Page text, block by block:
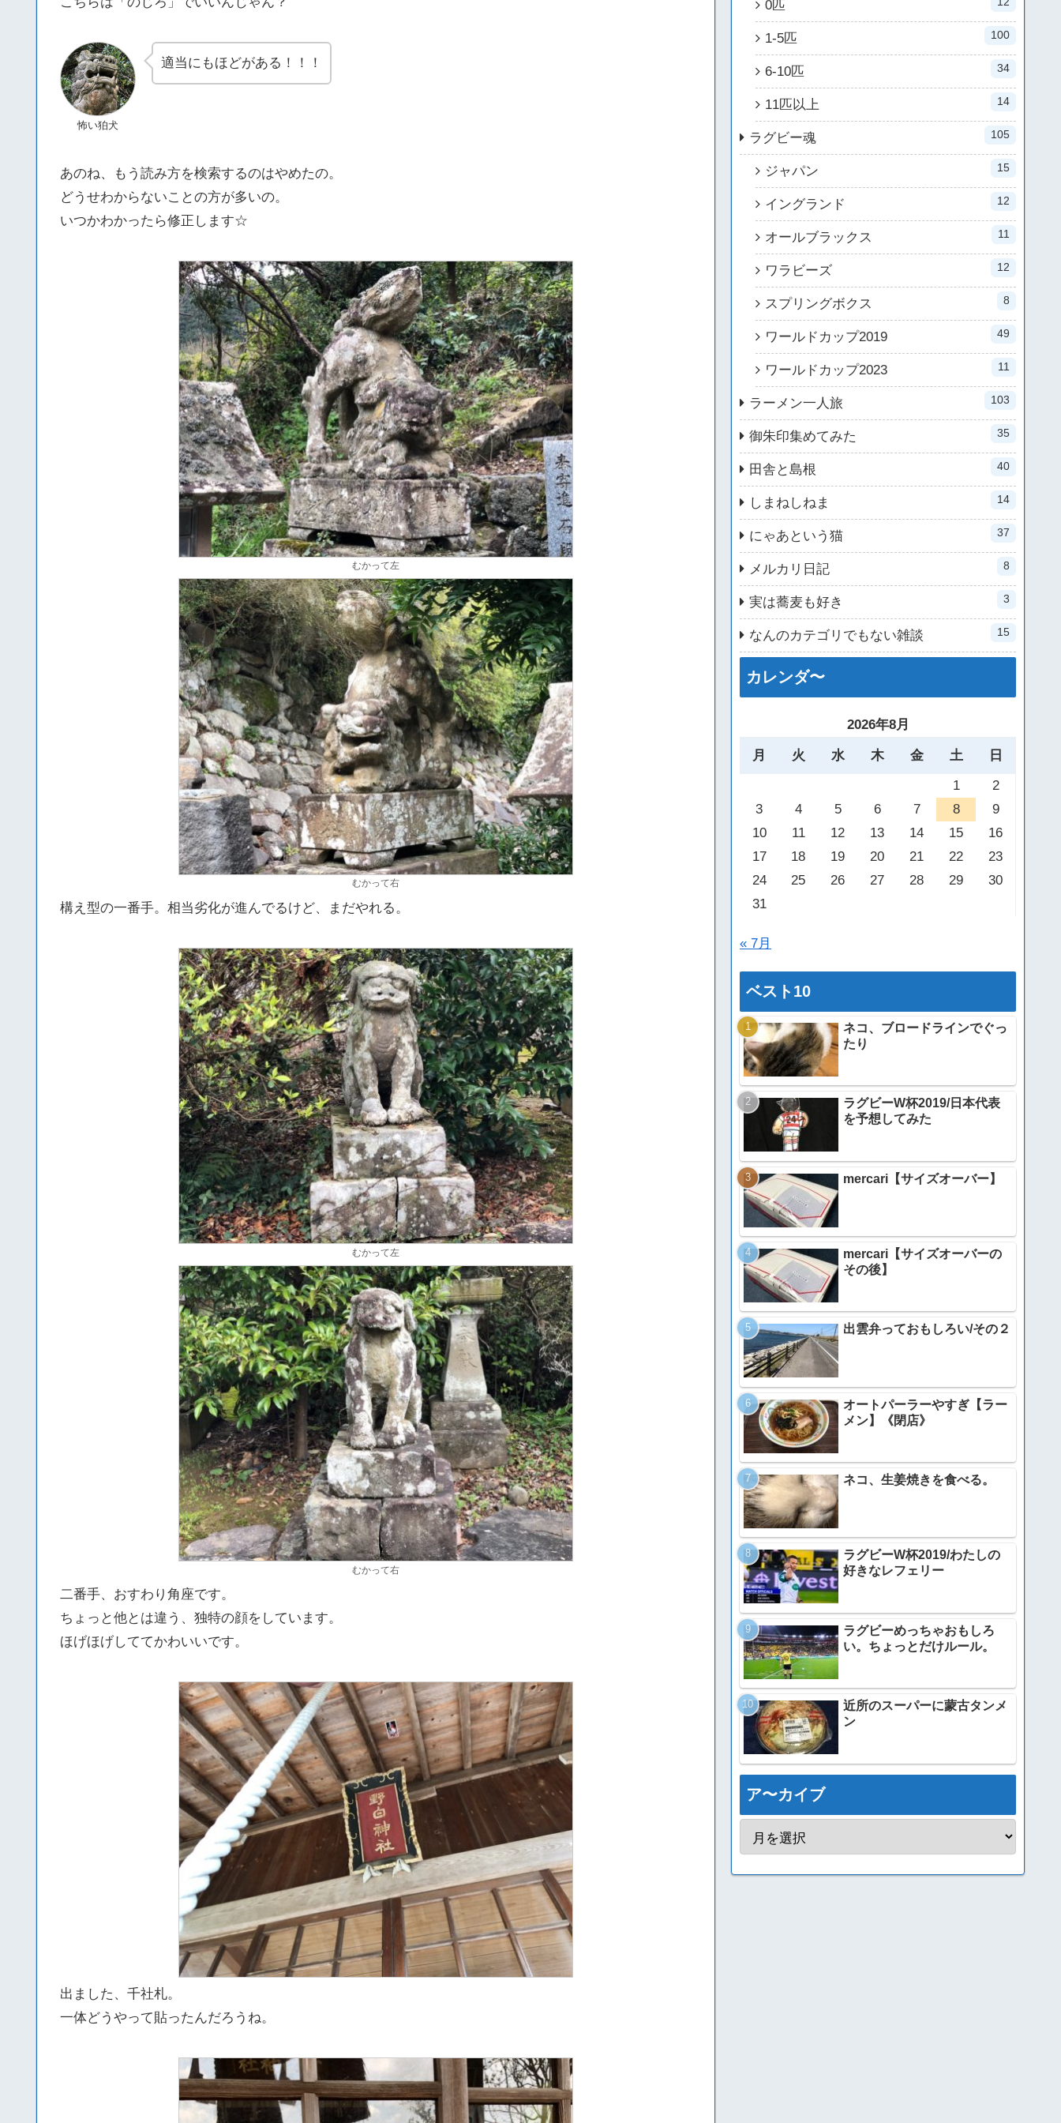
怖い狛犬
適当にもほどがある！！！
あのね、もう読み方を検索するのはやめたの。
どうせわからないことの方が多いの。
いつかわかったら修正します☆
むかって左
むかって右
構え型の一番手。相当劣化が進んでるけど、まだやれる。
むかって左
むかって右
二番手、おすわり角座です。
ちょっと他とは違う、独特の顔をしています。
ほげほげしててかわいいです。
出ました、千社札。
一体どうやって貼ったんだろうね。
0匹
1-5匹 100
6-10匹 34
11匹以上 14
ラグビー魂 105
ジャパン 15
イングランド 12
オールブラックス 11
ワラビーズ 12
スプリングボクス 8
ワールドカップ2019 49
ワールドカップ2023 11
ラーメン一人旅 103
御朱印集めてみた 35
田舎と島根 40
しまねしねま 14
にゃあという猫 37
メルカリ日記 8
実は蕎麦も好き 3
なんのカテゴリでもない雑談 15
カレンダ〜
2026年8月
月 火 水 木 金 土
日
1
2
3
4 5 6 7 8
9
10
11 12 13 14 15
16
17
18 19 20 21 22
23
24
25 26 27 28 29
30
31
« 7月
ベスト10
ネコ、ブロードラインでぐっ
たり
ラグビーW杯2019/日本代表
を予想してみた
mercari【サイズオーバー】
mercari【サイズオーバーの
その後】
出雲弁っておもしろい/その２
オートパーラーやすぎ【ラー
メン】《閉店》
ネコ、生姜焼きを食べる。
ラグビーW杯2019/わたしの
好きなレフェリー
ラグビーめっちゃおもしろ
い。ちょっとだけルール。
近所のスーパーに蒙古タンメ
ン
ア〜カイブ